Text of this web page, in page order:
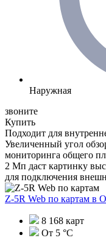
Наружная
звоните
Купить
Подходит для
Увеличенный угол
мониторинга общего
2 Мп даст картинку
для подключения
Z-5R Web по картам в
8 168 карт
От 5 °С